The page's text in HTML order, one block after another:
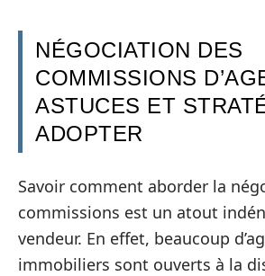
NÉGOCIATION DES
COMMISSIONS
ASTUCES ET
ADOPTER
Savoir comment aborder la
commissions est un atout
vendeur. En effet, beaucoup
immobiliers sont ouverts à la